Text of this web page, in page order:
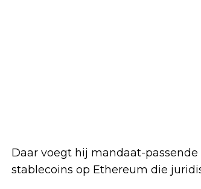
Daar voegt hij mandaat-
stablecoins op Ethereum die